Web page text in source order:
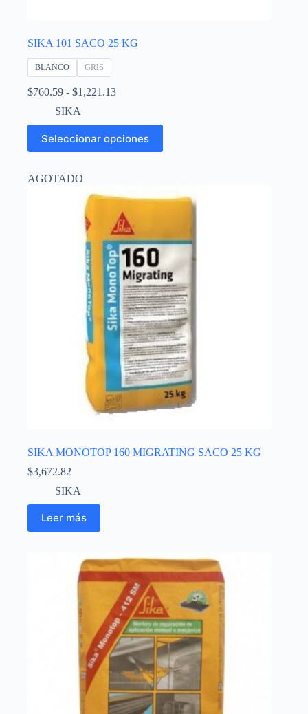
SIKA 101 SACO 25 KG
BLANCO GRIS
$760.59 - $1,221.13Rango
desde
$760.59
hasta
SIKA
Seleccionar opciones
Este
producto
tiene
variantes.
AGOTADO
SIKA MONOTOP 160 MIGRATING SACO 25 KG
$3,672.82
SIKA
Leer más